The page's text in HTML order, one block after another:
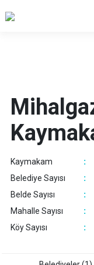
Beylikova
Çifteler
Han
İnönü
Mahmudiye
Kaymakam :
Belediye Sayısı
:
Belde Sayısı
:
Mahalle Sayısı
:
Köy Sayısı
: